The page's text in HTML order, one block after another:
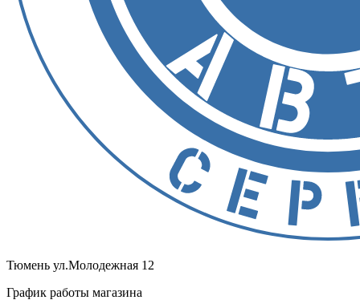
Тюмень ул.Молодежная 12
График работы магазина